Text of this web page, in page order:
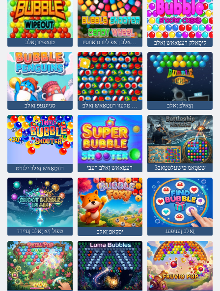
טוַאּפייוו זָאלב רעטָאָאש זָאלב רַאֿפ ליוו גרַאווסיז קיסַאלק רעטָאָאש זָאלב
סניוגנעּפ זָאלב ןצַאלּפ זָאלב
רעטָאָאש זָאלב ילגניט רעטָאָאש זָאלב רעבי 3שטטַאמ ּפישעלטטַאב
טפול ןיא זָאלב ןעיירד יסקָאפ זָאלב זָאלב ןעניֿפעג